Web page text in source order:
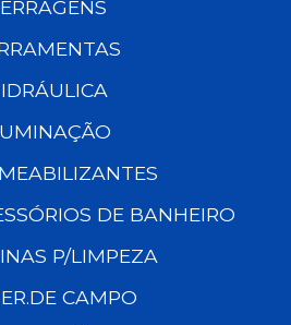
DE BANHEIRO
P/LIMPEZA
CAMPO